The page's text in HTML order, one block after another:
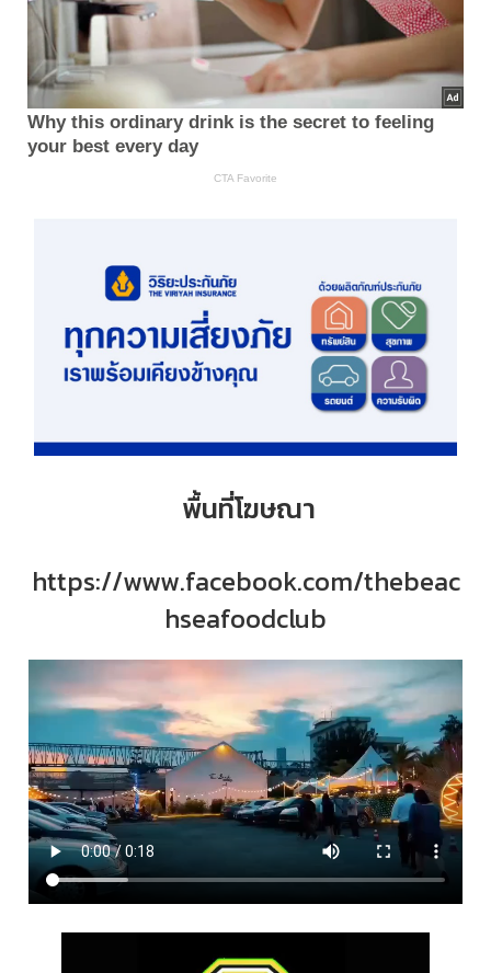
พื้นที่โฆษณา
https://www.facebook.com/thebeac
hseafoodclub